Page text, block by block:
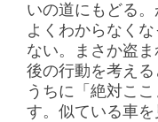
いの道にもどる
よくわからなく
ない。まさか盗
後の行動を考え
うちに「絶対こ
す。似ている車